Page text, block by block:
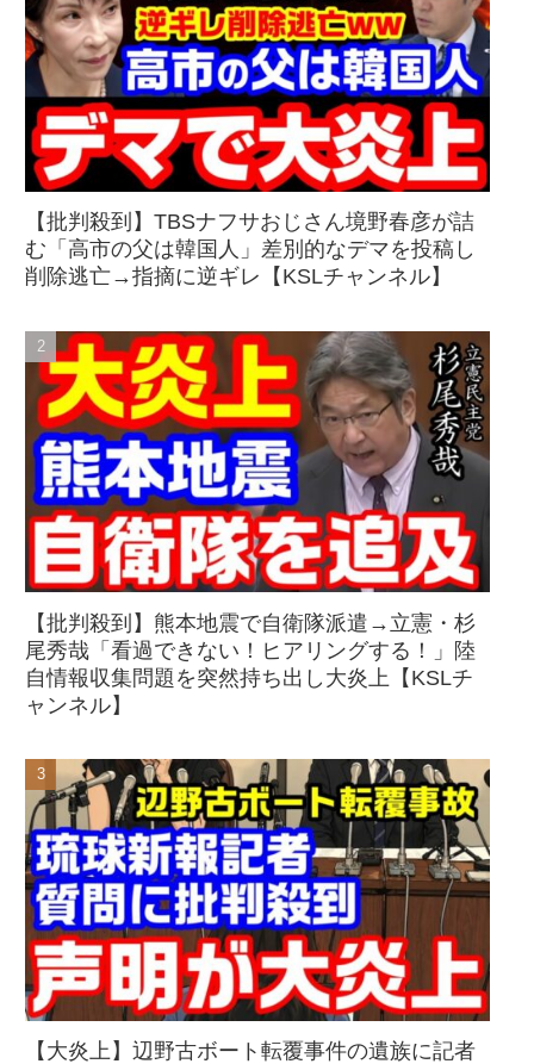
【批判殺到】TBSナフサおじさん境野春彦が詰
む「高市の父は韓国人」差別的なデマを投稿し
削除逃亡→指摘に逆ギレ【KSLチャンネル】
【批判殺到】熊本地震で自衛隊派遣→立憲・杉
尾秀哉「看過できない！ヒアリングする！」陸
自情報収集問題を突然持ち出し大炎上【KSLチ
ャンネル】
【大炎上】辺野古ボート転覆事件の遺族に記者